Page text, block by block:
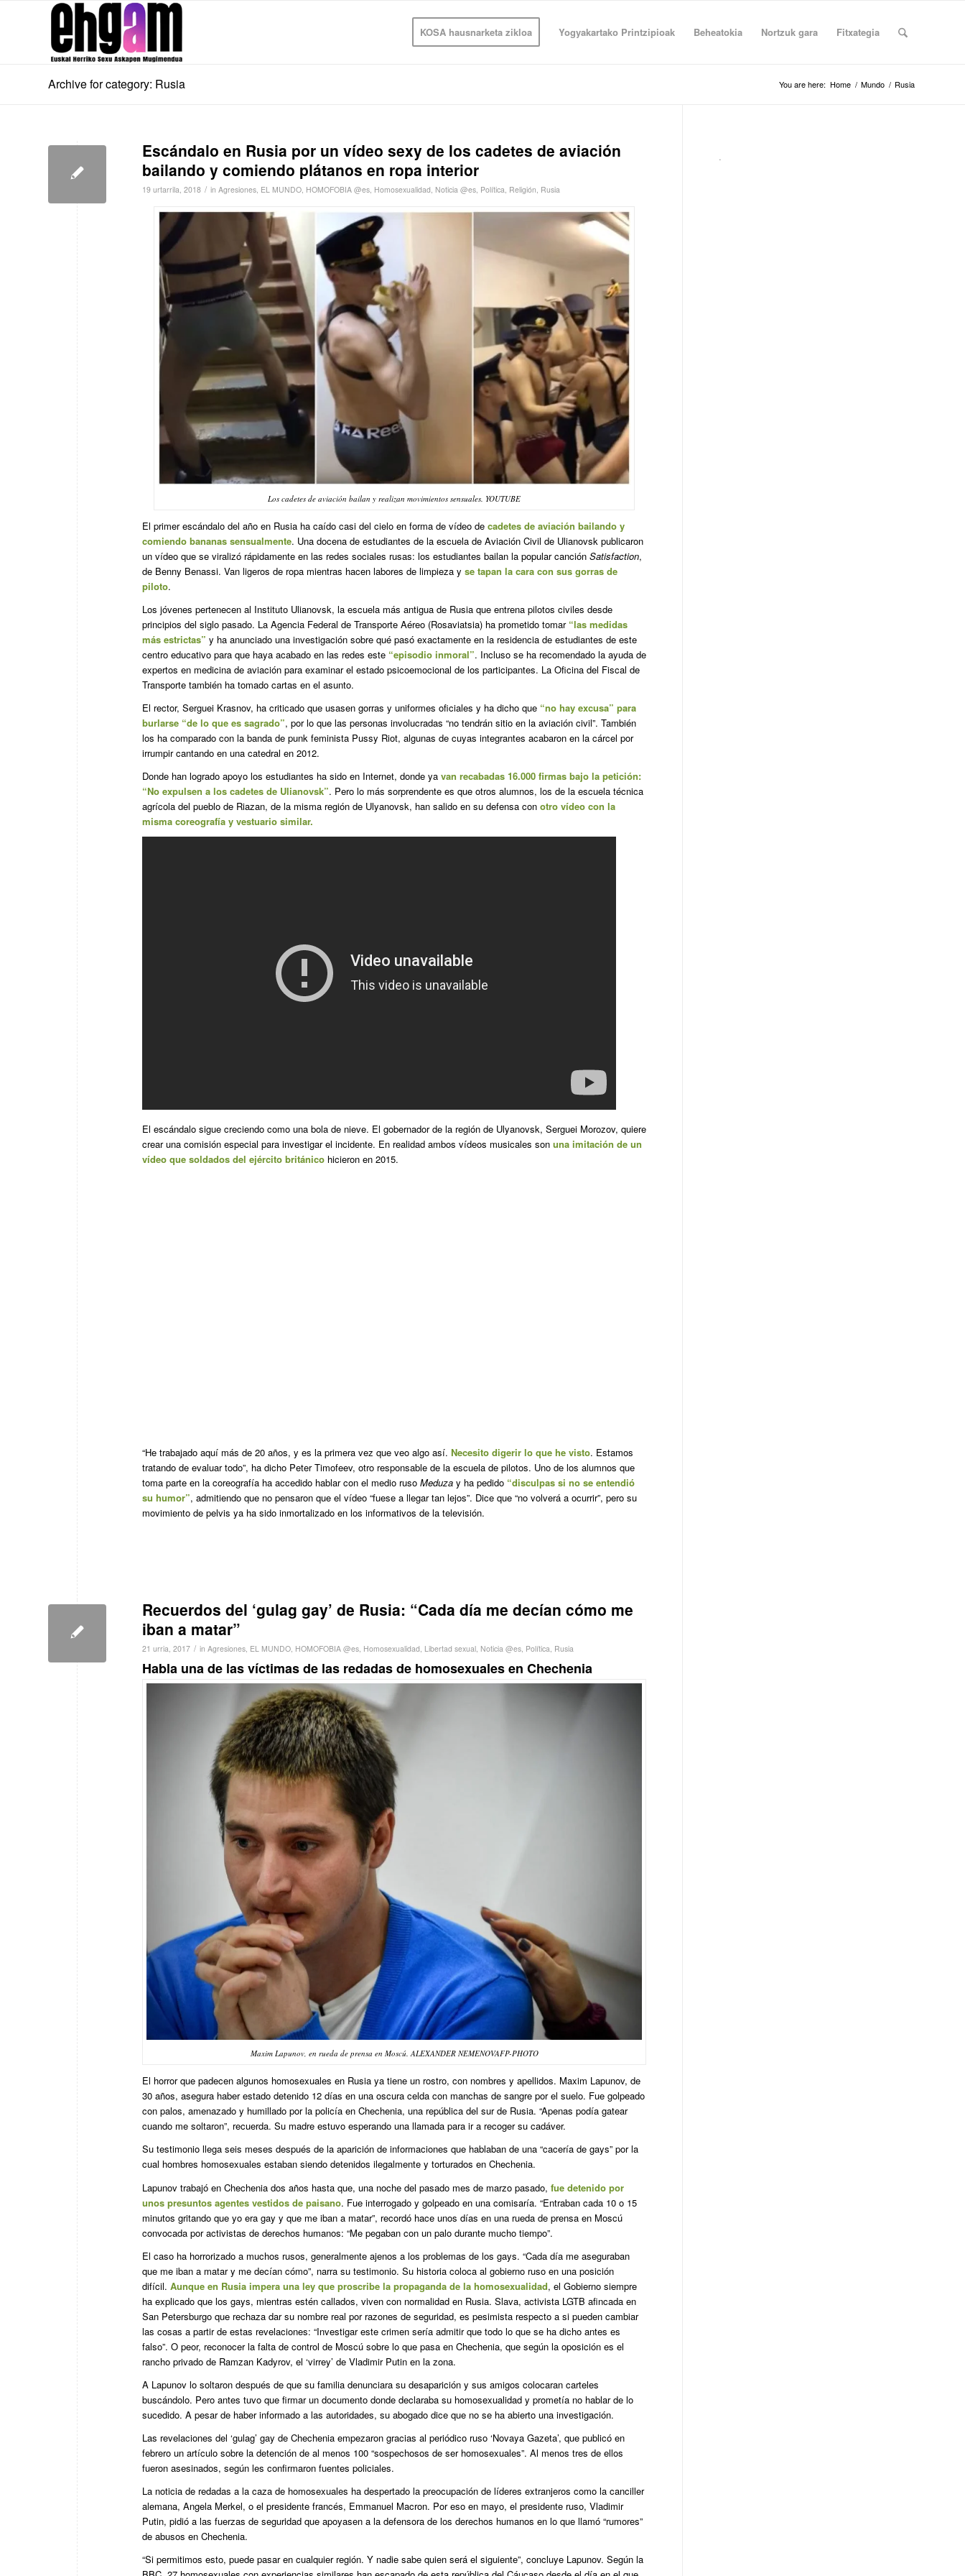
KOSA hausnarketa zikloa Yogyakartako Printzipioak Beheatokia Nortzuk gara Fitxategia
Archive for category: Rusia You are here: Home / Mundo / Rusia
Escándalo en Rusia por un vídeo sexy de los cadetes de aviación
bailando y comiendo plátanos en ropa interior
19 urtarrila, 2018 / in Agresiones, EL MUNDO, HOMOFOBIA @es, Homosexualidad, Noticia @es, Política, Religión, Rusia
Los cadetes de aviación bailan y realizan movimientos sensuales. YOUTUBE
El primer escándalo del año en Rusia ha caído casi del cielo en forma de vídeo de cadetes de aviación bailando y
comiendo bananas sensualmente. Una docena de estudiantes de la escuela de Aviación Civil de Ulianovsk publicaron
un vídeo que se viralizó rápidamente en las redes sociales rusas: los estudiantes bailan la popular canción Satisfaction,
de Benny Benassi. Van ligeros de ropa mientras hacen labores de limpieza y se tapan la cara con sus gorras de
piloto.
Los jóvenes pertenecen al Instituto Ulianovsk, la escuela más antigua de Rusia que entrena pilotos civiles desde
principios del siglo pasado. La Agencia Federal de Transporte Aéreo (Rosaviatsia) ha prometido tomar “las medidas
más estrictas” y ha anunciado una investigación sobre qué pasó exactamente en la residencia de estudiantes de este
centro educativo para que haya acabado en las redes este “episodio inmoral”. Incluso se ha recomendado la ayuda de
expertos en medicina de aviación para examinar el estado psicoemocional de los participantes. La Oficina del Fiscal de
Transporte también ha tomado cartas en el asunto.
El rector, Serguei Krasnov, ha criticado que usasen gorras y uniformes oficiales y ha dicho que “no hay excusa” para
burlarse “de lo que es sagrado”, por lo que las personas involucradas “no tendrán sitio en la aviación civil”. También
los ha comparado con la banda de punk feminista Pussy Riot, algunas de cuyas integrantes acabaron en la cárcel por
irrumpir cantando en una catedral en 2012.
Donde han logrado apoyo los estudiantes ha sido en Internet, donde ya van recabadas 16.000 firmas bajo la petición:
“No expulsen a los cadetes de Ulianovsk”. Pero lo más sorprendente es que otros alumnos, los de la escuela técnica
agrícola del pueblo de Riazan, de la misma región de Ulyanovsk, han salido en su defensa con otro vídeo con la
misma coreografía y vestuario similar.
El escándalo sigue creciendo como una bola de nieve. El gobernador de la región de Ulyanovsk, Serguei Morozov, quiere
crear una comisión especial para investigar el incidente. En realidad ambos vídeos musicales son una imitación de un
vídeo que soldados del ejército británico hicieron en 2015.
“He trabajado aquí más de 20 años, y es la primera vez que veo algo así. Necesito digerir lo que he visto. Estamos
tratando de evaluar todo”, ha dicho Peter Timofeev, otro responsable de la escuela de pilotos. Uno de los alumnos que
toma parte en la coreografía ha accedido hablar con el medio ruso Meduza y ha pedido “disculpas si no se entendió
su humor”, admitiendo que no pensaron que el vídeo “fuese a llegar tan lejos”. Dice que “no volverá a ocurrir”, pero su
movimiento de pelvis ya ha sido inmortalizado en los informativos de la televisión.
Recuerdos del ‘gulag gay’ de Rusia: “Cada día me decían cómo me
iban a matar”
21 urria, 2017 / in Agresiones, EL MUNDO, HOMOFOBIA @es, Homosexualidad, Libertad sexual, Noticia @es, Política, Rusia
Habla una de las víctimas de las redadas de homosexuales en Chechenia
Maxim Lapunov, en rueda de prensa en Moscú. ALEXANDER NEMENOVAFP-PHOTO
El horror que padecen algunos homosexuales en Rusia ya tiene un rostro, con nombres y apellidos. Maxim Lapunov, de
30 años, asegura haber estado detenido 12 días en una oscura celda con manchas de sangre por el suelo. Fue golpeado
con palos, amenazado y humillado por la policía en Chechenia, una república del sur de Rusia. “Apenas podía gatear
cuando me soltaron”, recuerda. Su madre estuvo esperando una llamada para ir a recoger su cadáver.
Su testimonio llega seis meses después de la aparición de informaciones que hablaban de una “cacería de gays” por la
cual hombres homosexuales estaban siendo detenidos ilegalmente y torturados en Chechenia.
Lapunov trabajó en Chechenia dos años hasta que, una noche del pasado mes de marzo pasado, fue detenido por
unos presuntos agentes vestidos de paisano. Fue interrogado y golpeado en una comisaría. “Entraban cada 10 o 15
minutos gritando que yo era gay y que me iban a matar”, recordó hace unos días en una rueda de prensa en Moscú
convocada por activistas de derechos humanos: “Me pegaban con un palo durante mucho tiempo”.
El caso ha horrorizado a muchos rusos, generalmente ajenos a los problemas de los gays. “Cada día me aseguraban
que me iban a matar y me decían cómo”, narra su testimonio. Su historia coloca al gobierno ruso en una posición
difícil. Aunque en Rusia impera una ley que proscribe la propaganda de la homosexualidad, el Gobierno siempre
ha explicado que los gays, mientras estén callados, viven con normalidad en Rusia. Slava, activista LGTB afincada en
San Petersburgo que rechaza dar su nombre real por razones de seguridad, es pesimista respecto a si pueden cambiar
las cosas a partir de estas revelaciones: “Investigar este crimen sería admitir que todo lo que se ha dicho antes es
falso”. O peor, reconocer la falta de control de Moscú sobre lo que pasa en Chechenia, que según la oposición es el
rancho privado de Ramzan Kadyrov, el ‘virrey’ de Vladimir Putin en la zona.
A Lapunov lo soltaron después de que su familia denunciara su desaparición y sus amigos colocaran carteles
buscándolo. Pero antes tuvo que firmar un documento donde declaraba su homosexualidad y prometía no hablar de lo
sucedido. A pesar de haber informado a las autoridades, su abogado dice que no se ha abierto una investigación.
Las revelaciones del ‘gulag’ gay de Chechenia empezaron gracias al periódico ruso ‘Novaya Gazeta’, que publicó en
febrero un artículo sobre la detención de al menos 100 “sospechosos de ser homosexuales”. Al menos tres de ellos
fueron asesinados, según les confirmaron fuentes policiales.
La noticia de redadas a la caza de homosexuales ha despertado la preocupación de líderes extranjeros como la canciller
alemana, Angela Merkel, o el presidente francés, Emmanuel Macron. Por eso en mayo, el presidente ruso, Vladimir
Putin, pidió a las fuerzas de seguridad que apoyasen a la defensora de los derechos humanos en lo que llamó “rumores”
de abusos en Chechenia.
“Si permitimos esto, puede pasar en cualquier región. Y nadie sabe quien será el siguiente”, concluye Lapunov. Según la
.